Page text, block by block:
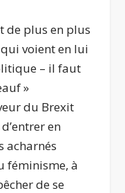
de plus en plus
voient en lui
– il faut
»
du Brexit
en
acharnés
féminisme, à
de se